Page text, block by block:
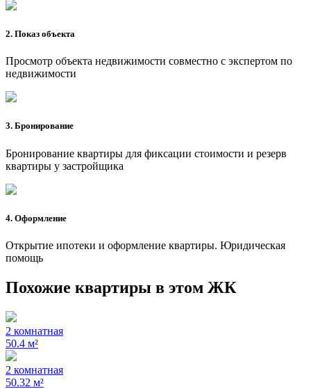
2. Показ объекта
Просмотр объекта недвижимости совместно с экспертом по
недвижимости
3. Бронирование
Бронирование квартиры для фиксации стоимости и резерв
квартиры у застройщика
4. Оформление
Открытие ипотеки и оформление квартиры. Юридическая
помощь
Похожие квартиры в этом ЖК
2 комнатная
50.4 м²
2 комнатная
50.32 м²